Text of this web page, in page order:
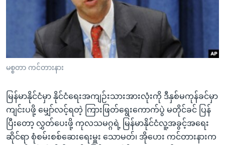
သို့
ကျော်
ရန်
ရှာဖွေ
ရန်
နေရာ
ရုပ်ရှင်ထဲက အင်္ဂလိပ်စာ
သုတပဒေသာ အင်္ဂလိပ်စာ
ရေဒီယို/တီဗွီအစီအစဉ်
Learning English
ဗွီအိုအေ လူမှုကွန်ယက်များ
ဘာသာစကားများ
မစ္စတာ ကင်တားနား
မြန်မာနိုင်ငံမှာ နိုင်ငံရေးအကျဉ်းသားအားလုံးကို ဒီနှစ်မကုန်ခင်မှာ
ကျင်းပဖို့ မျှော်လင့်ရတဲ့ ကြားဖြတ်ရွေးကောက်ပွဲ မတိုင်ခင် ပြန်
ပြီးတော့ လွှတ်ပေးဖို့ ကုလသမဂ္ဂရဲ့ မြန်မာနိုင်ငံလူ့အခွင့်အရေး
ဆိုင်ရာ စုံစမ်းစစ်ဆေးရေးမှူး သောမတ်၊ အိုဟေး ကင်တားနားက